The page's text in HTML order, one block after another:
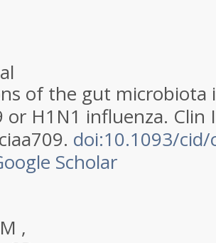
of the gut microbiota
or H1N1 influenza. Clin
ciaa709. doi:10.1093/cid/
Scholar
M ,